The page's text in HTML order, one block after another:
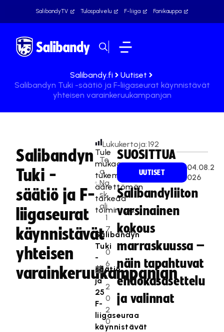
SalibandyTV Tulospalvelu F-liiga Fanikauppa
Salibandy.fi
Uutiset
Salibandyn Tuki -säätiö ja F-liigaseurat käynnistävät
yhteisen varainkeruukampanjan
Salibandyn
Tuki -
säätiö ja F-
liigaseurat
käynnistävät
yhteisen
varainkeruukampanjan
Te
a
Na
sk
ali
1
7
.
0
6
.
2
0
2
0
Lukukertoja:192
Tule
mukaan
tukemaan
äärettömän
tärkeää
toimintaa.
Salibandyn
Tuki
-
säätiö
ja
25
F-
liigaseuraa
käynnistävät
SUOSITTUA
UUTISET
04.08.2
026
Salibandyliiton
varsinainen
kokous
marraskuussa –
näin tapahtuvat
ehdokasasettelu
ja valinnat